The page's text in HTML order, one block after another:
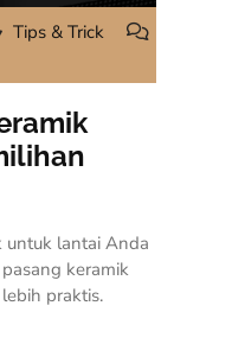
Tips & Trick
untuk lantai Anda
keramik
praktis.